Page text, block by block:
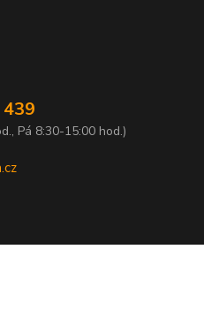
Pá 8:30-15:00 hod.)